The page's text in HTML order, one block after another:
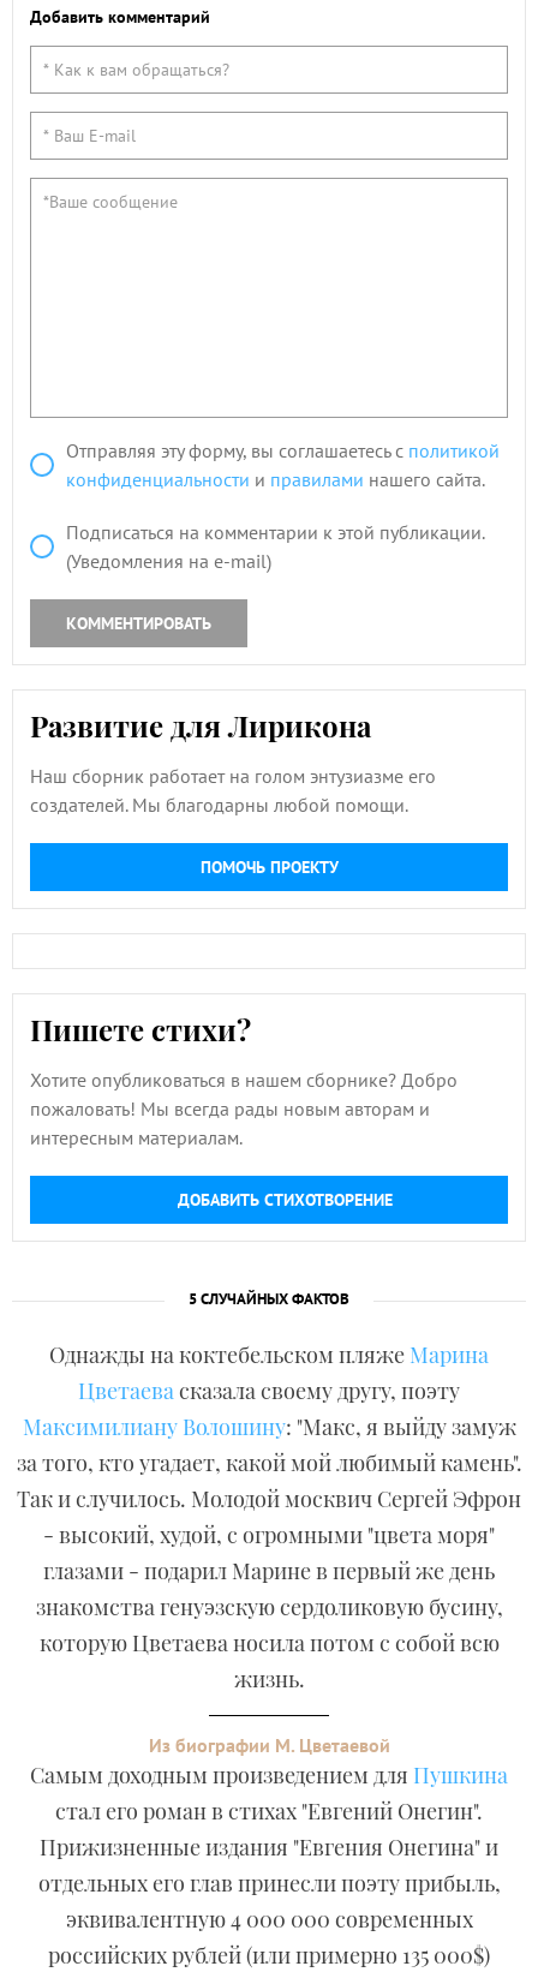
Добавить комментарий
Отправляя эту форму, вы соглашаетесь с политикой
конфиденциальности и правилами нашего сайта.
Подписаться на комментарии к этой публикации.
(Уведомления на e-mail)
КОММЕНТИРОВАТЬ
Развитие для Лирикона
Наш сборник работает на голом энтузиазме его
создателей. Мы благодарны любой помощи.
ПОМОЧЬ ПРОЕКТУ
Пишете стихи?
Хотите опубликоваться в нашем сборнике? Добро
пожаловать! Мы всегда рады новым авторам и
интересным материалам.
ДОБАВИТЬ СТИХОТВОРЕНИЕ
5 СЛУЧАЙНЫХ ФАКТОВ
Однажды на коктебельском пляже Марина
Цветаевасказала своему другу, поэту
Максимилиану Волошину: "Макс, я выйду замуж
за того, кто угадает, какой мой любимый камень".
Так и случилось. Молодой москвич Сергей Эфрон
- высокий, худой, с огромными "цвета моря"
глазами - подарил Марине в первый же день
знакомства генуэзскую сердоликовую бусину,
которую Цветаева носила потом с собой всю
жизнь.
Из биографии М. Цветаевой
Самым доходным произведением для Пушкина
стал его роман в стихах "Евгений Онегин".
Прижизненные издания "Евгения Онегина" и
отдельных его глав принесли поэту прибыль,
эквивалентную 4 000 000 современных
российских рублей (или примерно 135 000$)